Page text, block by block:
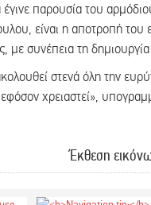
παρουσία του
είναι η αποτροπή
συνέπεια τη
στενά όλη την
χρειαστεί»,
Έκθεση